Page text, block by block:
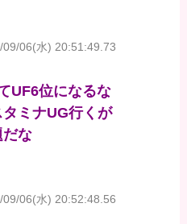
09/06(水) 20:51:49.73
UF6位になるな
ミナUG行くが
だな
09/06(水) 20:52:48.56